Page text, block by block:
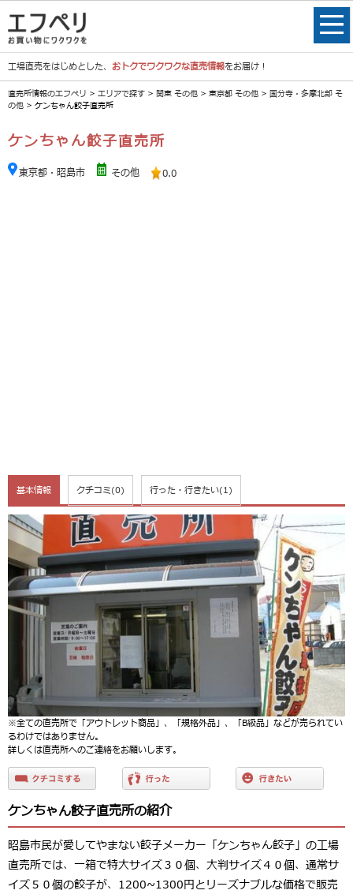
工場直売をはじめとした、 おトクでワクワクな直売情報をお届け！
直売所情報のエフペリ > エリアで探す > 関東 その他 > 東京都 その他 > 国分寺・多摩北部 そ
の他 > ケンちゃん餃子直売所
ケンちゃん餃子直売所
東京都・昭島市 その他 0.0
基本情報 クチコミ(0) 行った・行きたい(1)
※全ての直売所で「アウトレット商品」、「規格外品」、「B級品」などが売られてい
るわけではありません。
詳しくは直売所へのご連絡をお願いします。
ケンちゃん餃子直売所の紹介
昭島市民が愛してやまない餃子メーカー「ケンちゃん餃子」の工場
直売所では、一箱で特大サイズ３０個、大判サイズ４０個、通常サ
イズ５０個の餃子が、1200~1300円とリーズナブルな価格で販売